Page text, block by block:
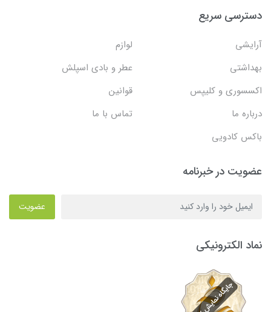
دسترسی سریع
آرایشی
لوازم
بهداشتی
عطر و بادی اسپلش
اکسسوری و کلیپس
قوانین
درباره ما
تماس با ما
باکس کادویی
عضویت در خبرنامه
عضویت
نماد الکترونیکی